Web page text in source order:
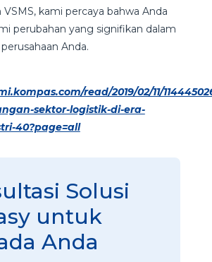
kami percaya bahwa Anda
perubahan yang signifikan dalam
Anda.
read/2019/02/11/
sektor-logistik-di-era-
40?page=all
Solusi
untuk
Anda